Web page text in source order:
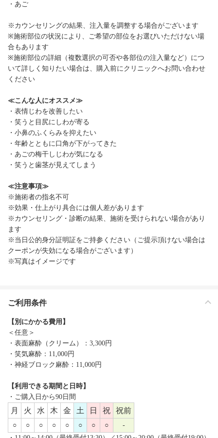
・あご
※カウンセリングの結果、注入量を調整する場合がございます
※施術部位の状況により、ご希望の部位をお選びいただけない場
合もあります
※施術部位の詳細（複数選択の可否や各部位の注入量など）につ
いて詳しく知りたい場合は、購入前にクリニックへお問い合わせ
ください
≪こんな人にオススメ≫
・表情じわを改善したい
・笑うと目尻にしわが寄る
・小鼻のふくらみを抑えたい
・年齢とともに口角が下がってきた
・あごの梅干しじわが気になる
・笑うと歯茎が見えてしまう
≪注意事項≫
※施術者の指名不可
※効果・仕上がり具合には個人差があります
※カウンセリング・診断の結果、施術を受けられない場合があり
ます
※当日公的身分証明証をご持参ください（ご提示頂けない場合は
クーポンが失効になる場合がございます）
※写真はイメージです
ご利用条件
【別にかかる費用】
＜任意＞
・表面麻酔（クリーム）：3,300円
・笑気麻酔：11,000円
・神経ブロック麻酔：11,000円
【利用できる期間と日時】
・ご購入日から90日間
月 火 水 木 金 土 日 祝 祝前
○ ○ ○ ○ ○ ○ ○ ○
-